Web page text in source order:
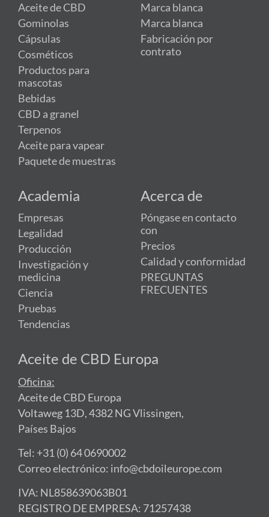
Aceite de CBD
Gominolas
Cápsulas
Cosméticos
Productos para
mascotas
Bebidas
CBD a granel
Terpenos
Aceite para vapear
Paquete de muestras
Marca blanca
Marca blanca
Fabricación por
contrato
Academia
Empresas
Legalidad
Producción
Investigación y
medicina
Ciencia
Pruebas
Tendencias
Acerca de
Póngase en contacto
con
Precios
Calidad y conformidad
PREGUNTAS
FRECUENTES
Aceite de CBD Europa
Oficina:
Aceite de CBD Europa
Voltaweg 13D, 4382 NG Vlissingen,
Países Bajos
Tel: +31 (0) 64 0690002
Correo electrónico: info@cbdoileurope.com
IVA: NL858639063B01
REGISTRO DE EMPRESA: 71257438